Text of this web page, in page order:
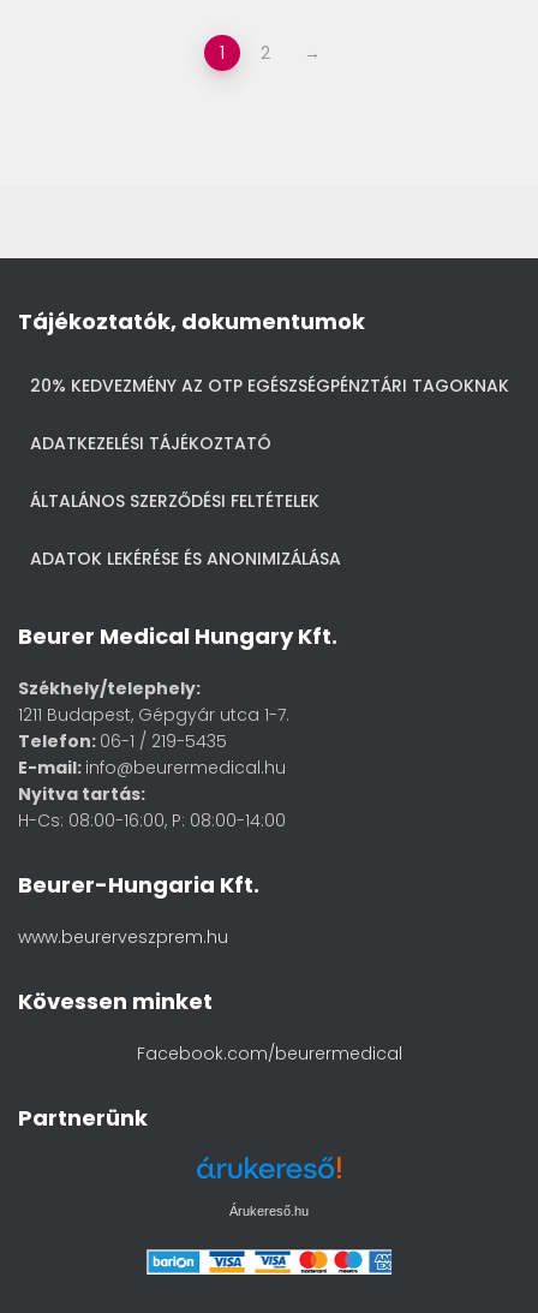
1 2 →
Tájékoztatók, dokumentumok
20% KEDVEZMÉNY AZ OTP EGÉSZSÉGPÉNZTÁRI TAGOKNAK
ADATKEZELÉSI TÁJÉKOZTATÓ
ÁLTALÁNOS SZERZŐDÉSI FELTÉTELEK
ADATOK LEKÉRÉSE ÉS ANONIMIZÁLÁSA
Beurer Medical Hungary Kft.
Székhely/telephely:
1211 Budapest, Gépgyár utca 1-7.
Telefon: 06-1 / 219-5435
E-mail: info@beurermedical.hu
Nyitva tartás:
H-Cs: 08:00-16:00, P: 08:00-14:00
Beurer-Hungaria Kft.
www.beurerveszprem.hu
Kövessen minket
Facebook.com/beurermedical
Partnerünk
Árukereső.hu